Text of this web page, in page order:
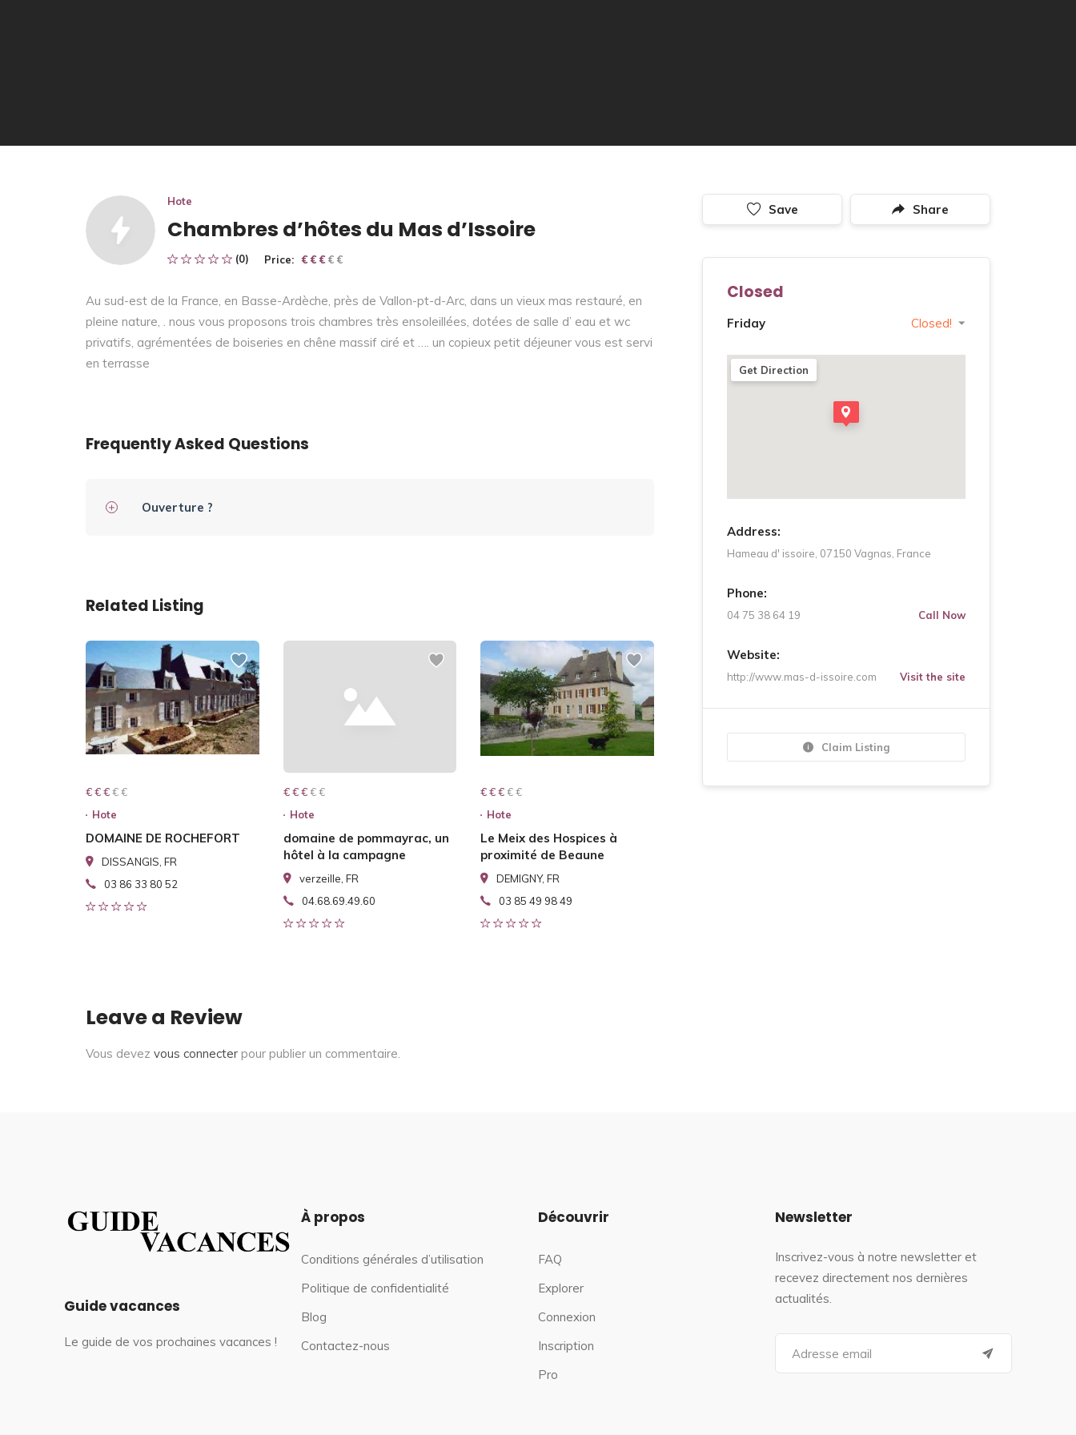
Hote
Chambres d’hôtes du Mas d’Issoire
(0) Price: € € € € €
€ € €
Au sud-est de la France, en Basse-Ardèche, près de Vallon-pt-d-Arc, dans un vieux mas restauré, en
pleine nature, . nous vous proposons trois chambres très ensoleillées, dotées de salle d’ eau et wc
privatifs, agrémentées de boiseries en chêne massif ciré et …. un copieux petit déjeuner vous est servi
en terrasse
Frequently Asked Questions
Ouverture ?
Related Listing
€ € € € €
€ € €
Hote
DOMAINE DE ROCHEFORT
DISSANGIS, FR
03 86 33 80 52
€ € € € €
€ € €
Hote
domaine de pommayrac, un
hôtel à la campagne
verzeille, FR
04.68.69.49.60
€ € € € €
€ € €
Hote
Le Meix des Hospices à
proximité de Beaune
DEMIGNY, FR
03 85 49 98 49
Leave a Review
Vous devez vous connecter pour publier un commentaire.
Save Share
Closed
Friday Closed!
Get Direction
Address:
Hameau d' issoire, 07150 Vagnas, France
Phone:
04 75 38 64 19 Call Now
Website:
http://www.mas-d-issoire.com Visit the site
Claim Listing
Guide vacances
Le guide de vos prochaines vacances !
À propos
Conditions générales d’utilisation
Politique de confidentialité
Blog
Contactez-nous
Découvrir
FAQ
Explorer
Connexion
Inscription
Pro
Newsletter
Inscrivez-vous à notre newsletter et
recevez directement nos dernières
actualités.
a